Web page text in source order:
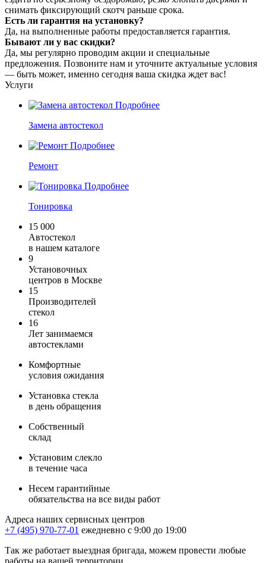
снимать фиксирующий скотч раньше срока.
Есть ли гарантия на установку?
Да, на выполненные работы предоставляется гарантия.
Бывают ли у вас скидки?
Да, мы регулярно проводим акции и специальные
предложения. Позвоните нам и уточните актуальные условия
— быть может, именно сегодня ваша скидка ждет вас!
Услуги
Подробнее
Замена автостекол
Подробнее
Ремонт
Подробнее
Тонировка
15 000
Автостекол
в нашем каталоге
9
Установочных
центров в Москве
15
Производителей
стекол
16
Лет занимаемся
автостеклами
Комфортные
условия ожидания
Установка стекла
в день обращения
Собственный
склад
Установим слекло
в течение часа
Несем гарантийные
обязательства на все виды работ
Адреса наших сервисных центров
+7 (495) 970-77-01 ежедневно с 9:00 до 19:00
Так же работает выездная бригада, можем провести любые